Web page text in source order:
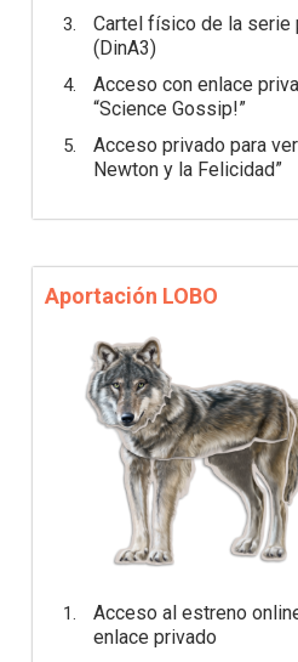
Cartel físico de la serie
(DinA3)
Acceso con enlace
“Science Gossip!”
Acceso privado para
Newton y la Felicidad”
Aportación LOBO
Acceso al estreno
enlace privado